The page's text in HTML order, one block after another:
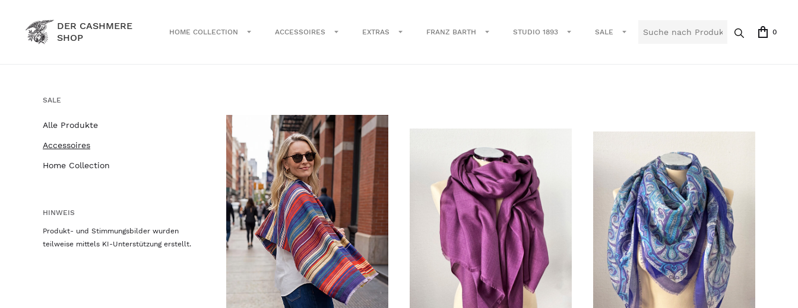
DER CASHMERE
SHOP
HOME COLLECTION ACCESSOIRES EXTRAS FRANZ BARTH STUDIO 1893 SALE 0
SALE
Alle Produkte
Accessoires
Home Collection
HINWEIS
Produkt- und Stimmungsbilder wurden
teilweise mittels KI-Unterstützung erstellt.